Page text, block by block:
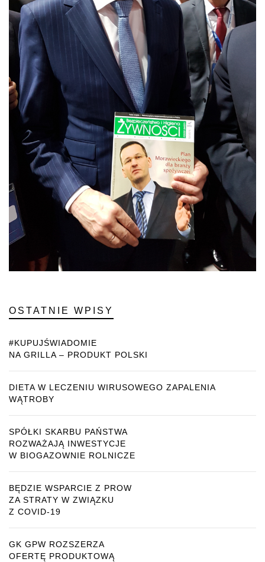
OSTATNIE WPISY
#KUPUJŚWIADOMIE
NA GRILLA – PRODUKT POLSKI
DIETA W LECZENIU WIRUSOWEGO ZAPALENIA
WĄTROBY
SPÓŁKI SKARBU PAŃSTWA
ROZWAŻAJĄ INWESTYCJE
W BIOGAZOWNIE ROLNICZE
BĘDZIE WSPARCIE Z PROW
ZA STRATY W ZWIĄZKU
Z COVID-19
GK GPW ROZSZERZA
OFERTĘ PRODUKTOWĄ